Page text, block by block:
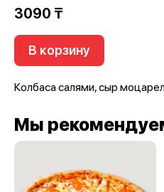
3090 ₸
В корзину
Колбаса салями, сыр
Мы